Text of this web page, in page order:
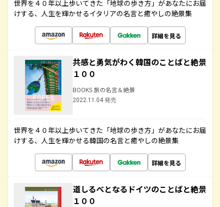
世界を４０年以上歩いてきた「地球の歩き方」があなたにお届
けする、人生を輝かせるイタリアの名言と癒やしの絶景集
詳細を見る
共感と勇気がわく韓国のことばと絶景
１００
BOOKS 旅の名言＆絶景
2022.11.04 発売
世界を４０年以上歩いてきた「地球の歩き方」があなたにお届
けする、人生を輝かせる韓国の名言と癒やしの絶景集
詳細を見る
道しるべとなるドイツのことばと絶景
１００